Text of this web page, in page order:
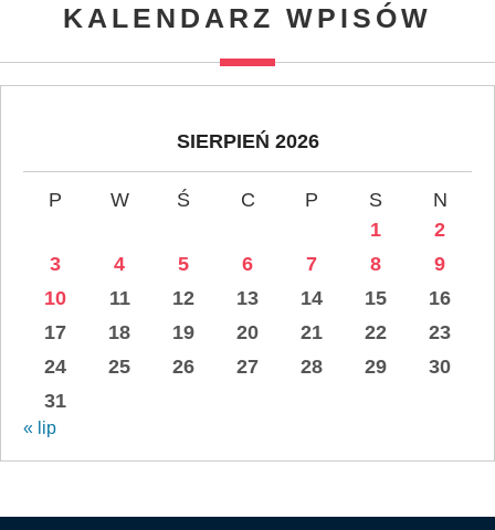
KALENDARZ WPISÓW
SIERPIEŃ 2026
P W Ś C P S
N
1
2
3
4 5 6 7 8
9
10
11 12 13 14 15
16
17
18 19 20 21 22
23
24
25 26 27 28 29
30
31
« lip